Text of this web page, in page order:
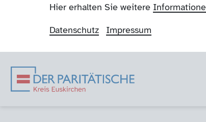
Hier erhalten Sie weitere
Datenschutz Impressum
Der Paritätische
Navigation